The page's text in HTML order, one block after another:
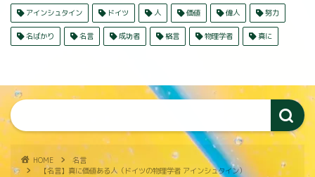
アインシュタイン ドイツ 人 価値 偉人 努力
名ばかり 名言 成功者 格言 物理学者 真に
HOME
名言
【名言】真に価値ある人（ドイツの物理学者 アインシュタイン）